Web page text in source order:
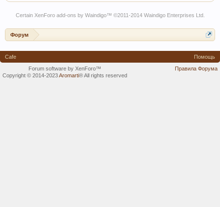
Certain XenForo add-ons by Waindigo™ ©2011-2014 Waindigo Enterprises Ltd.
Форум
Cafe
Помощь
Правила Форума
Forum software by XenForo™
Copyright © 2014-2023Aromarti®All rights reserved